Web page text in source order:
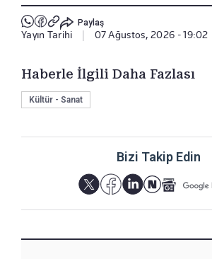
Paylaş
Yayın Tarihi 07 Ağustos, 2026 - 19:02
Haberle İlgili Daha Fazlası
Kültür - Sanat
Bizi Takip Edin